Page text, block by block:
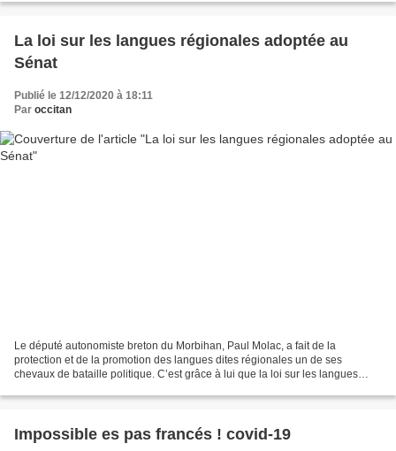
La loi sur les langues régionales adoptée au
Sénat
Publié le 12/12/2020 à 18:11
Par occitan
Le député autonomiste breton du Morbihan, Paul Molac, a fait de la
protection et de la promotion des langues dites régionales un de ses
chevaux de bataille politique. C’est grâce à lui que la loi sur les langues
Impossible es pas francés ! covid-19